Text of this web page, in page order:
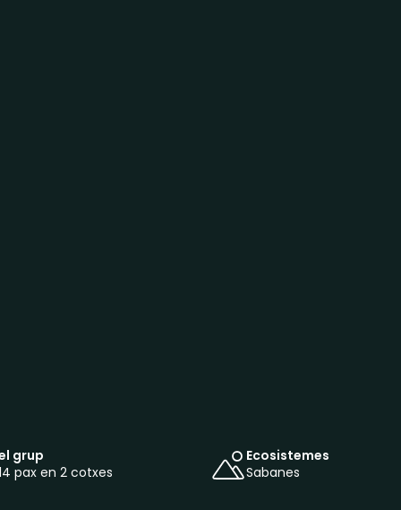
grup
pax en 2 cotxes
Ecosistemes
Sabanes